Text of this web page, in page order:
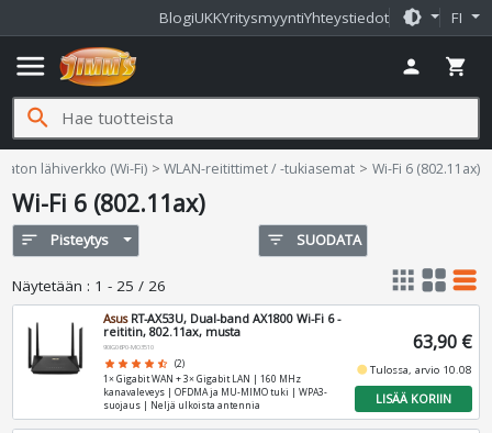
BlogiUKKYritysmyyntiYhteystiedot brightness_medium FI
menu person shopping_cart
search
lähiverkko (Wi-Fi) WLAN-reitittimet / -tukiasemat Wi-Fi 6 (802.11ax)
Wi-Fi 6 (802.11ax)
sort Pisteytys filter_list SUODATA
Näytetään : 1 - 25 / 26 apps grid_view table_rows
AsusRT-AX53U, Dual-band AX1800 Wi-Fi 6 -
reititin, 802.11ax, musta
90IG06P0-MO3510
star star star star star_half (2)
1× Gigabit WAN + 3× Gigabit LAN | 160 MHz
kanavaleveys | OFDMA ja MU-MIMO tuki | WPA3-
suojaus | Neljä ulkoista antennia
63,90 €
fiber_manual_recordTulossa, arvio 10.08
LISÄÄ KORIIN